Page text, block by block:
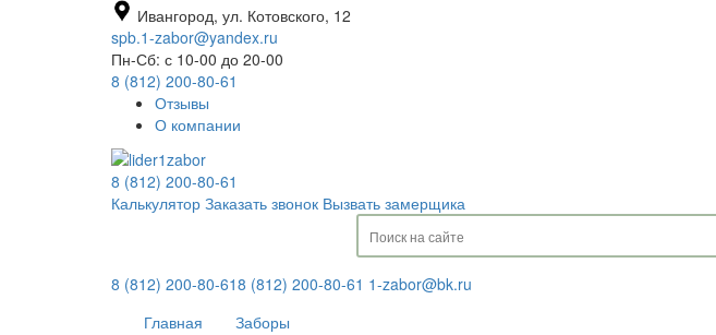
Ивангород, ул. Котовского, 12
spb.1-zabor@yandex.ru
Пн-Сб: с 10-00 до 20-00
8 (812) 200-80-61
Отзывы
О компании
8 (812) 200-80-61
Калькулятор Заказать звонок Вызвать замерщика
8 (812) 200-80-61
Главная
Заборы
8 (812) 200-80-61 1-zabor@bk.ru